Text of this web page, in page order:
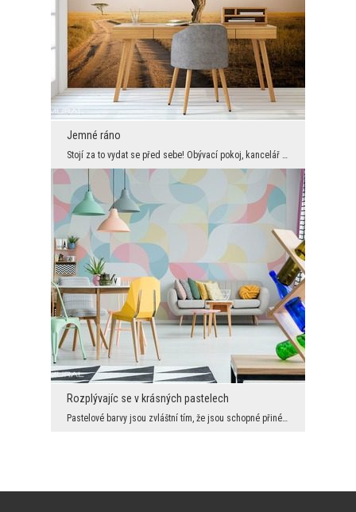
Jemné ráno
Stojí za to vydat se před sebe! Obývací pokoj, kancelář určená pro práci, ložnice - v tomto typu ...
Rozplývajíc se v krásných pastelech
Pastelové barvy jsou zvláštní tím, že jsou schopné přinést do interiéru spoustu kouzla a útulnost...